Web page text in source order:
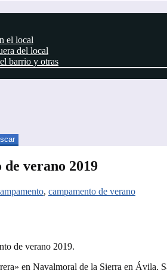
el local
del local
barrio y otras
verano 2019
, campamento de verano
de verano 2019.
en Navalmoral de la Sierra en Ávila.